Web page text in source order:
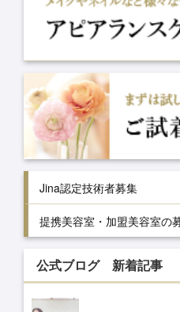
Jina認定技術者募集
提携美容室・加盟美容室の
公式ブログ 新着記事